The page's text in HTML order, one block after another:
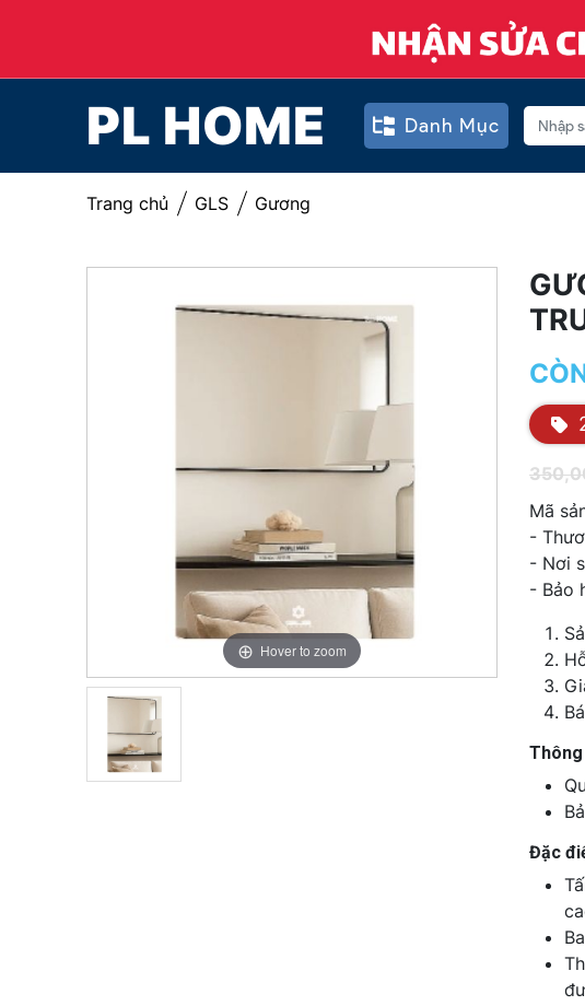
PL HOME Danh Mục
Trang chủ GLS Gương
Hover to zoom
Mã
-
- Nơi
- Bảo
Thông
Đặc